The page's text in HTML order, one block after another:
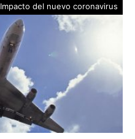
Impacto del nuevo coronavirus